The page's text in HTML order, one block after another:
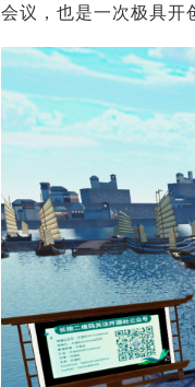
会议，也是一次极具开